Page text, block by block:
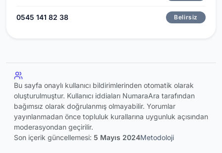
0545 141 82 38 Belirsiz
Bu sayfa onaylı kullanıcı bildirimlerinden otomatik olarak
oluşturulmuştur. Kullanıcı iddiaları NumaraAra tarafından
bağımsız olarak doğrulanmış olmayabilir. Yorumlar
yayınlanmadan önce topluluk kurallarına uygunluk açısından
moderasyondan geçirilir.
Son içerik güncellemesi: 5 Mayıs 2024Metodoloji